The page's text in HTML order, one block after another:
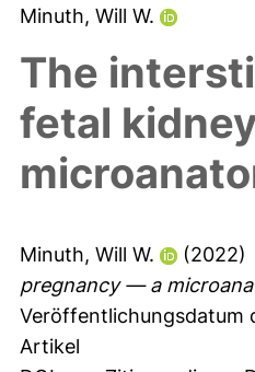
Minuth, Will W.
The
fetal
Minuth, Will W. (2022)
pregnancy — a
Veröffentlichungsdatum
Artikel